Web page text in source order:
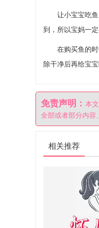
让小宝宝吃鱼，
到，所以宝妈一定
在购买鱼的时候
除干净后再给宝宝
免责声明： 本
全部或者部分内容
相关推荐